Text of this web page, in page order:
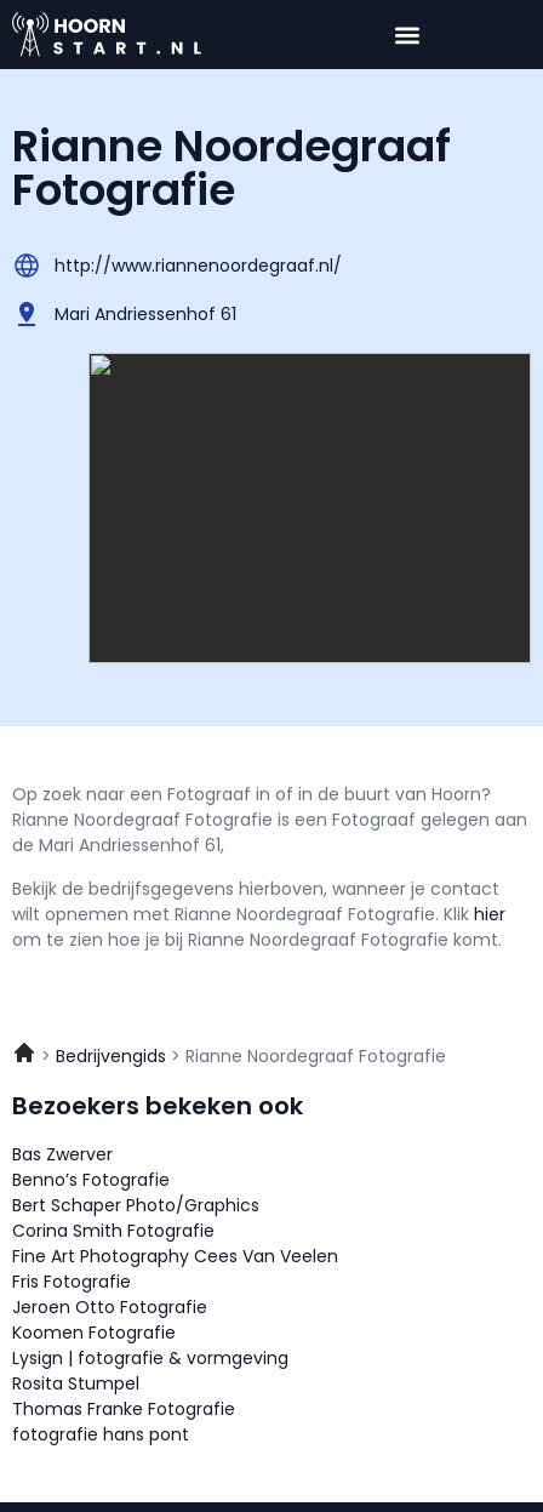
Rianne Noordegraaf
Fotografie
http://www.riannenoordegraaf.nl/
Mari Andriessenhof 61
Op zoek naar een Fotograaf in of in de buurt van Hoorn?
Rianne Noordegraaf Fotografie is een Fotograaf gelegen aan
de Mari Andriessenhof 61,
Bekijk de bedrijfsgegevens hierboven, wanneer je contact
wilt opnemen met Rianne Noordegraaf Fotografie. Klik hier
om te zien hoe je bij Rianne Noordegraaf Fotografie komt.
Bedrijvengids Rianne Noordegraaf Fotografie
Bezoekers bekeken ook
Bas Zwerver
Benno’s Fotografie
Bert Schaper Photo/Graphics
Corina Smith Fotografie
Fine Art Photography Cees Van Veelen
Fris Fotografie
Jeroen Otto Fotografie
Koomen Fotografie
Lysign | fotografie & vormgeving
Rosita Stumpel
Thomas Franke Fotografie
fotografie hans pont